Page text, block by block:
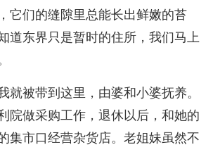
它们的缝隙里总能长出鲜嫩的苔
道东界只是暂时的住所，我们马上
就被带到这里，由婆和小婆抚养。
院做采购工作，退休以后，和她的
集市口经营杂货店。老姐妹虽然不